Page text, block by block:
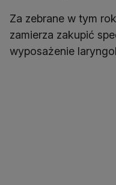
Za zebrane w tym
zamierza zakupić
wyposażenie